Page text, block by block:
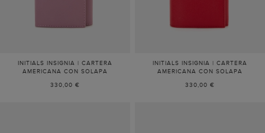
INITIALS INSIGNIA | CARTERA
AMERICANA CON SOLAPA
330,00 €
INITIALS INSIGNIA | CARTERA
AMERICANA CON SOLAPA
330,00 €